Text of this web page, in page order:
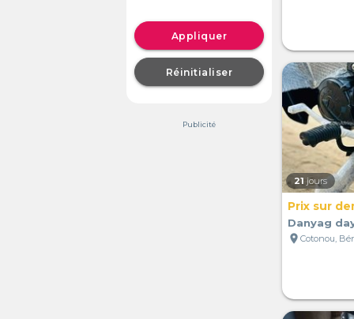
Appliquer
Réinitialiser
Publicité
21 jours
Prix sur
Danyag
location_on Cotonou,